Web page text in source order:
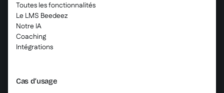
Toutes les fonctionnalités
Le LMS Beedeez
Notre IA
Coaching
Intégrations
Cas d’usage